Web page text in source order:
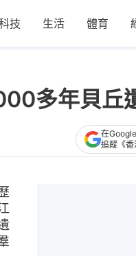
技 生活 體育
多年貝丘
在Google
追蹤《香